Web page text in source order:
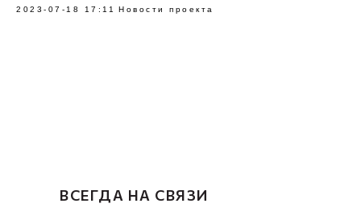
2023-07-18 17:11 Новости проекта
ВСЕГДА НА СВЯЗИ